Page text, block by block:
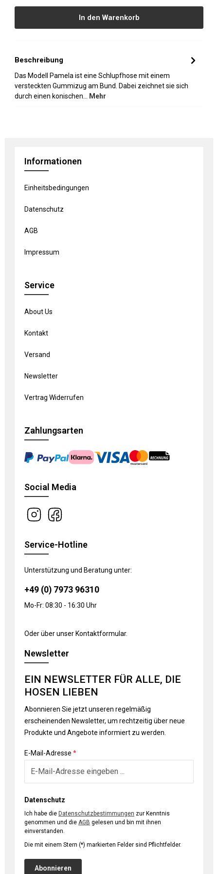
In den Warenkorb
Beschreibung
Das Modell Pamela ist eine Schlupfhose mit einem
versteckten Gummizug am Bund. Dabei zeichnet sie sich
durch einen konischen…
Mehr
Informationen
Einheitsbedingungen
Datenschutz
AGB
Impressum
Service
About Us
Kontakt
Versand
Newsletter
Vertrag Widerrufen
Zahlungsarten
Social Media
Service-Hotline
Unterstützung und Beratung unter:
+49 (0) 7973 96310
Mo-Fr: 08:30 - 16:30 Uhr
Oder über unser Kontaktformular.
Newsletter
EIN NEWSLETTER FÜR ALLE, DIE
HOSEN LIEBEN
Abonnieren Sie jetzt unseren regelmäßig
erscheinenden Newsletter, um rechtzeitig über neue
Produkte und Angebote informiert zu werden.
E-Mail-Adresse *
Datenschutz
Ich habe die Datenschutzbestimmungen
genommen und die AGB
einverstanden.
Die mit einem Stern (*) markierten Felder sind Pflichtfelder.
Abonnieren